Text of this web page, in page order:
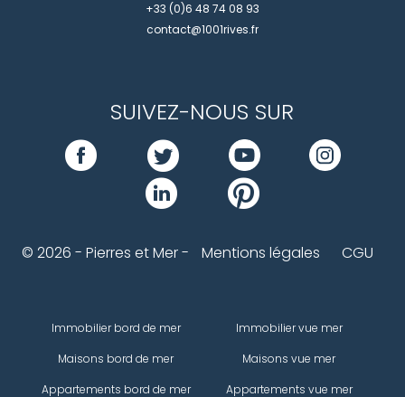
+33 (0)6 48 74 08 93
contact@1001rives.fr
SUIVEZ-NOUS SUR
© 2026 - Pierres et Mer - Mentions légales CGU
Immobilier bord de mer
Maisons bord de mer
Appartements bord de mer
Immobilier vue mer
Maisons vue mer
Appartements vue mer